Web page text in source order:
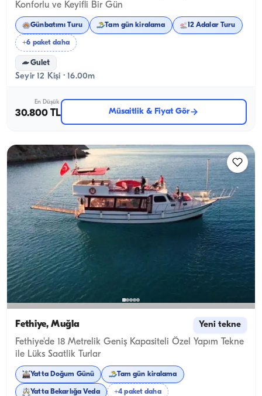
Konforlu ve Keyifli Bir Gün
Günbatımı Turu Tam gün kiralama 12 Adalar Turu
+6 paket daha
Gulet
Seyir 12 Kişi · 16.00m
En Düşük
30.800 TL Müsaitlik & Fiyat Gör
Fethiye, Muğla Yeni tekne
Fethiye'de 18 Metrelik Geniş Kapasiteli Özel Yapım Tekne
ile Lüks Saatlik Turlar
Yatta Doğum Günü Tam gün kiralama
Yatta Bekarlığa Veda +4 paket daha